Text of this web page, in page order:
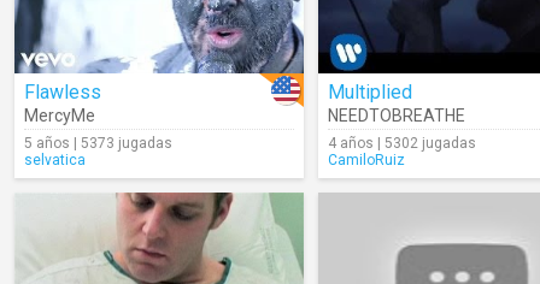
Flawless
MercyMe
5 años | 5373 jugadas
selvatica
Multiplied
NEEDTOBREATHE
4 años | 5302 jugadas
CamiloRuiz